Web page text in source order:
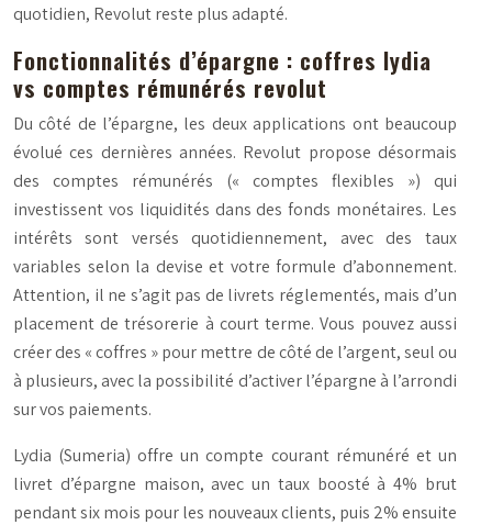
quotidien, Revolut reste plus adapté.
Fonctionnalités d’épargne : coffres lydia
vs comptes rémunérés revolut
Du côté de l’épargne, les deux applications ont beaucoup
évolué ces dernières années. Revolut propose désormais
des comptes rémunérés (« comptes flexibles ») qui
investissent vos liquidités dans des fonds monétaires. Les
intérêts sont versés quotidiennement, avec des taux
variables selon la devise et votre formule d’abonnement.
Attention, il ne s’agit pas de livrets réglementés, mais d’un
placement de trésorerie à court terme. Vous pouvez aussi
créer des « coffres » pour mettre de côté de l’argent, seul ou
à plusieurs, avec la possibilité d’activer l’épargne à l’arrondi
sur vos paiements.
Lydia (Sumeria) offre un compte courant rémunéré et un
livret d’épargne maison, avec un taux boosté à 4% brut
pendant six mois pour les nouveaux clients, puis 2% ensuite